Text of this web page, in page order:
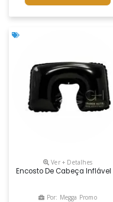
Ver + Detalhes
Encosto De Cabeça
Por: Megga Promo